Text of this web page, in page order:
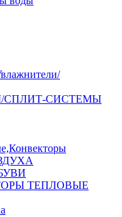
СПЛИТ-СИСТЕМЫ
ТЕПЛОВЫЕ